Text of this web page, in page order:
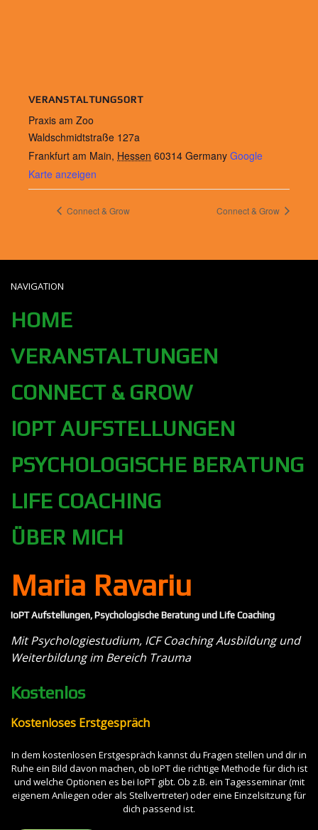
VERANSTALTUNGSORT
Praxis am Zoo
Waldschmidtstraße 127a
Frankfurt am Main, Hessen 60314 Germany Google
Karte anzeigen
Connect & Grow Connect & Grow
NAVIGATION
HOME
VERANSTALTUNGEN
CONNECT & GROW
IOPT AUFSTELLUNGEN
PSYCHOLOGISCHE BERATUNG
LIFE COACHING
ÜBER MICH
Maria Ravariu
IoPT Aufstellungen, Psychologische Beratung und Life Coaching
Mit Psychologiestudium, ICF Coaching Ausbildung und
Weiterbildung im Bereich Trauma
Kostenlos
Kostenloses Erstgespräch
In dem kostenlosen Erstgespräch kannst du Fragen stellen und dir in
Ruhe ein Bild davon machen, ob IoPT die richtige Methode für dich ist
und welche Optionen es bei IoPT gibt. Ob z.B. ein Tagesseminar (mit
eigenem Anliegen oder als Stellvertreter) oder eine Einzelsitzung für
dich passend ist.